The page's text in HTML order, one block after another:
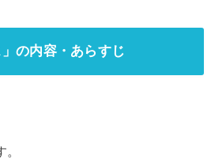
」の内容・あらすじ